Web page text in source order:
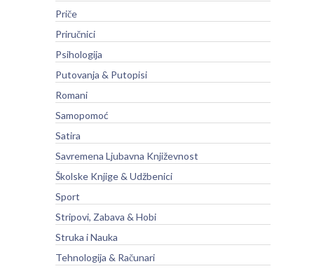
Priče
Priručnici
Psihologija
Putovanja & Putopisi
Romani
Samopomoć
Satira
Savremena Ljubavna Književnost
Školske Knjige & Udžbenici
Sport
Stripovi, Zabava & Hobi
Struka i Nauka
Tehnologija & Računari